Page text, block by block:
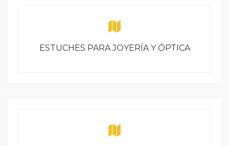
ESTUCHES PARA JOYERÍA Y ÓPTICA